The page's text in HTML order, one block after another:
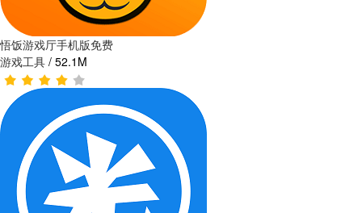
悟饭游戏厅手机版免费
游戏工具 / 52.1M